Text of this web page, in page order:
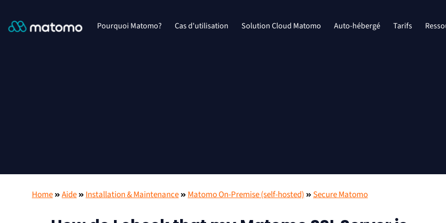
Pourquoi Matomo? Cas d'utilisation Solution Cloud Matomo Auto-hébergé Tarifs
Home Aide Installation & Maintenance Matomo On-Premise (self-hosted) Secure Matomo